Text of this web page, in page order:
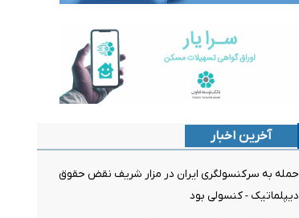
آخرین اخبار
حمله به سرکنسولگری ایران در مزار شریف نقض حقوق
دیپلماتیک - کنسولی بود